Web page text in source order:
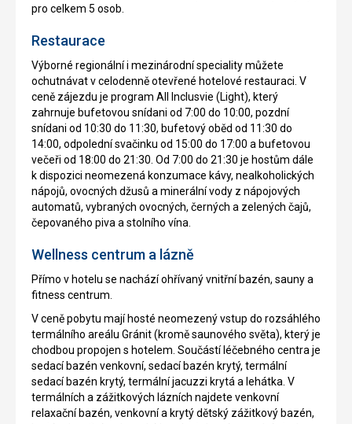
pro celkem 5 osob.
Restaurace
Výborné regionální i mezinárodní speciality můžete
ochutnávat v celodenně otevřené hotelové restauraci. V
ceně zájezdu je program All Inclusvie (Light), který
zahrnuje bufetovou snídani od 7:00 do 10:00, pozdní
snídani od 10:30 do 11:30, bufetový oběd od 11:30 do
14:00, odpolední svačinku od 15:00 do 17:00 a bufetovou
večeři od 18:00 do 21:30. Od 7:00 do 21:30 je hostům dále
k dispozici neomezená konzumace kávy, nealkoholických
nápojů, ovocných džusů a minerální vody z nápojových
automatů, vybraných ovocných, černých a zelených čajů,
čepovaného piva a stolního vína.
Wellness centrum a lázně
Přímo v hotelu se nachází ohřívaný vnitřní bazén, sauny a
fitness centrum.
V ceně pobytu mají hosté neomezený vstup do rozsáhlého
termálního areálu Gránit (kromě saunového světa), který je
chodbou propojen s hotelem. Součástí léčebného centra je
sedací bazén venkovní, sedací bazén krytý, termální
sedací bazén krytý, termální jacuzzi krytá a lehátka. V
termálních a zážitkových lázních najdete venkovní
relaxační bazén, venkovní a krytý dětský zážitkový bazén,